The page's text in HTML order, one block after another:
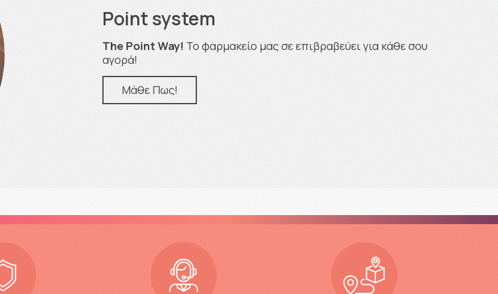
Point system
The Point Way! Το φαρμακείο μας σε επιβραβεύει για κάθε σου
αγορά!
Μάθε Πως!